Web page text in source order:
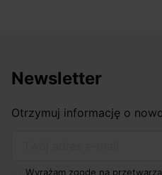
Newsletter
Otrzymuj informację o
Wyrażam zgodę na